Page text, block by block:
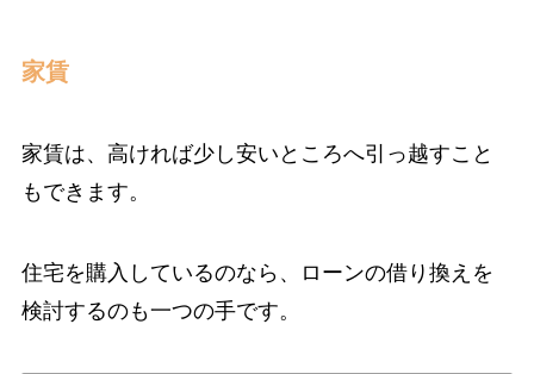
家賃
家賃は、高ければ少し安いところへ引っ越すこと
もできます。
住宅を購入しているのなら、ローンの借り換えを
検討するのも一つの手です。